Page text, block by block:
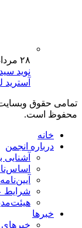
۲۸ مرداد, ۱۴۰۴
نوید
آسترید
تمامی حقوق
محفوظ است.
خانه
درباره انجمن
آشنایی
شرایط
خبرها
خبرهای